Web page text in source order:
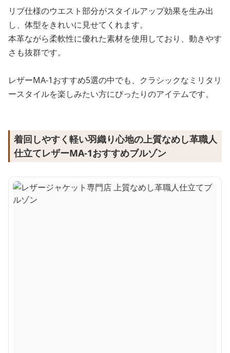
リブ仕様のウエスト部分がスタイルアップ効果を生み出
し、体型をきれいに見せてくれます。
本革ながら柔軟性に優れた素材を使用しており、動きやす
さも抜群です。
レザーMA-1おすすめ5選の中でも、クラシックなミリタリ
ースタイルを楽しみたい方にぴったりのアイテムです。
着回しやすく軽い羽織り心地の上質なめし革職人
仕立てレザーMA-1おすすめブルゾン